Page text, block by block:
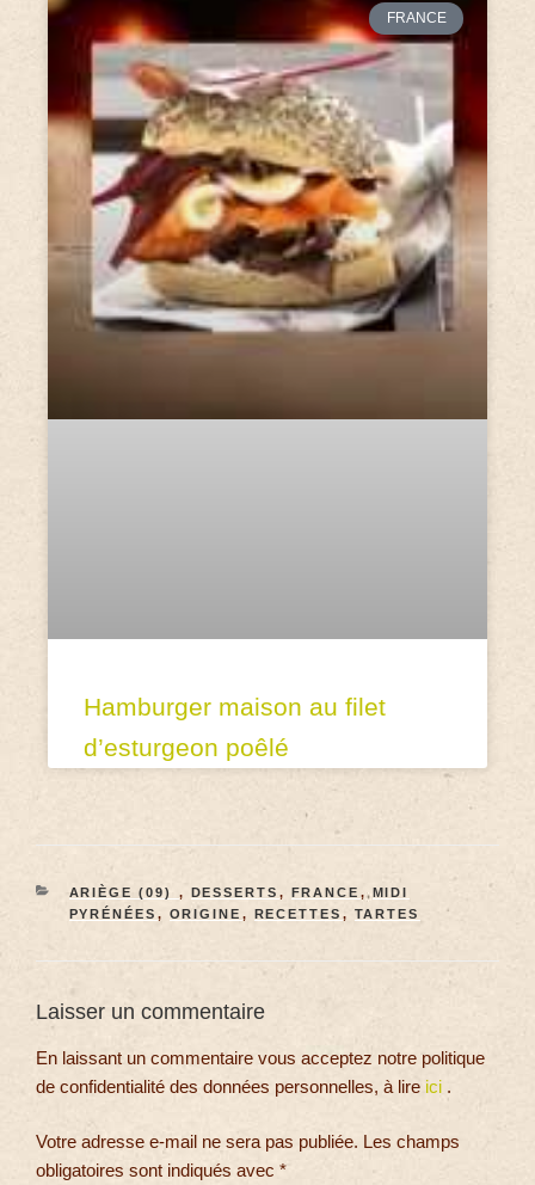
FRANCE
Hamburger maison au filet
d’esturgeon poêlé
ARIÈGE (09) , DESSERTS , FRANCE , MIDI
PYRÉNÉES , ORIGINE , RECETTES , TARTES
Laisser un commentaire
En laissant un commentaire vous acceptez notre politique
de confidentialité des données personnelles, à lire ici .
Votre adresse e-mail ne sera pas publiée. Les champs
obligatoires sont indiqués avec *